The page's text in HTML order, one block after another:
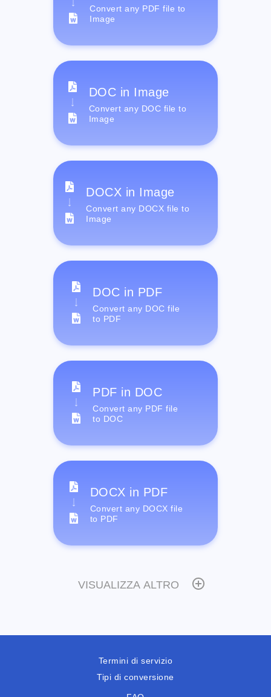
Convert any PDF file to
Image
DOC in Image
Convert any DOC file to
Image
DOCX in Image
Convert any DOCX file to
Image
DOC in PDF
Convert any DOC file
to PDF
PDF in DOC
Convert any PDF file
to DOC
DOCX in PDF
Convert any DOCX file
to PDF
VISUALIZZA ALTRO
Termini di servizio
Tipi di conversione